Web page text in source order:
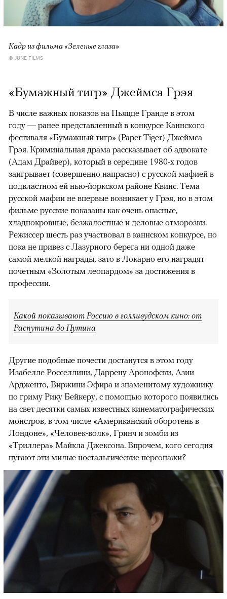
Кадр из фильма «Зеленые глаза»
© JUNE FILMS
«Бумажный тигр» Джеймса Грэя
В числе важных показов на Пьяцце Гранде в этом
году — ранее представленный в конкурсе Каннского
фестиваля «Бумажный тигр» (Paper Tiger) Джеймса
Грэя. Криминальная драма рассказывает об адвокате
(Адам Драйвер), который в середине 1980-х годов
заигрывает (совершенно напрасно) с русской мафией в
подвластном ей нью-йоркском районе Квинс. Тема
русской мафии не впервые возникает у Грэя, но в этом
фильме русские показаны как очень опасные,
хладнокровные, безжалостные и деловые отморозки.
Режиссер шесть раз участвовал в каннском конкурсе, но
пока не привез с Лазурного берега ни одной даже
самой мелкой награды, зато в Локарно его наградят
почетным «Золотым леопардом» за достижения в
профессии.
Какой показывают Россию в голливудском кино: от
Распутина до Путина
Другие подобные почести достанутся в этом году
Изабелле Росселлини, Даррену Аронофски, Азии
Ардженто, Виржини Эфира и знаменитому художнику
по гриму Рику Бейкеру, с помощью которого появились
на свет десятки самых известных кинематографических
монстров, в том числе «Американский оборотень в
Лондоне», «Человек-волк», Гринч и зомби из
«Триллера» Майкла Джексона. Впрочем, кого сегодня
пугают эти милые ностальгические персонажи?